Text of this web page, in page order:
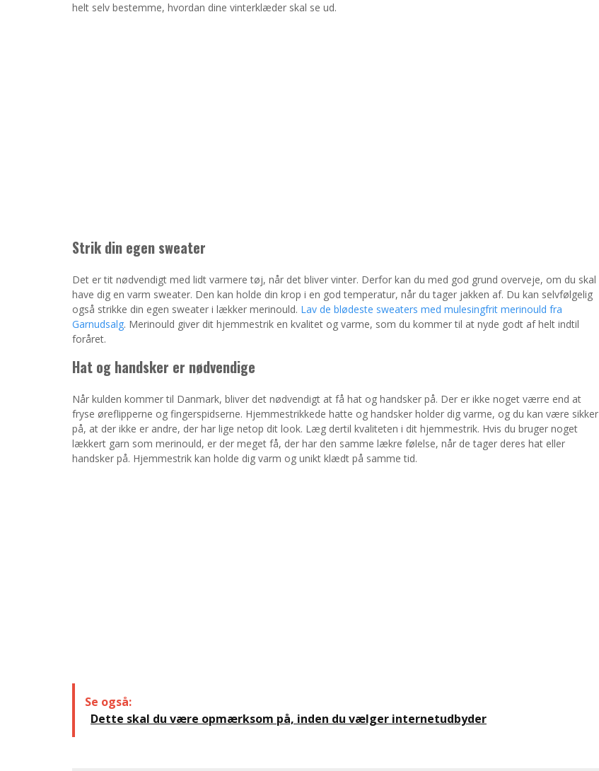
helt selv bestemme, hvordan dine vinterklæder skal se ud.
Strik din egen sweater
Det er tit nødvendigt med lidt varmere tøj, når det bliver vinter. Derfor kan du med god grund overveje, om du skal
have dig en varm sweater. Den kan holde din krop i en god temperatur, når du tager jakken af. Du kan selvfølgelig
også strikke din egen sweater i lækker merinould. Lav de blødeste sweaters med mulesingfrit merinould fra
Garnudsalg. Merinould giver dit hjemmestrik en kvalitet og varme, som du kommer til at nyde godt af helt indtil
foråret.
Hat og handsker er nødvendige
Når kulden kommer til Danmark, bliver det nødvendigt at få hat og handsker på. Der er ikke noget værre end at
fryse øreflipperne og fingerspidserne. Hjemmestrikkede hatte og handsker holder dig varme, og du kan være sikker
på, at der ikke er andre, der har lige netop dit look. Læg dertil kvaliteten i dit hjemmestrik. Hvis du bruger noget
lækkert garn som merinould, er der meget få, der har den samme lækre følelse, når de tager deres hat eller
handsker på. Hjemmestrik kan holde dig varm og unikt klædt på samme tid.
Se også:
Dette skal du være opmærksom på, inden du vælger internetudbyder